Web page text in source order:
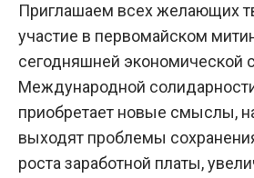
Приглашаем всех желающих
участие в первомайском
сегодняшней экономической
Международной
приобретает новые смыслы,
выходят проблемы
роста заработной платы,